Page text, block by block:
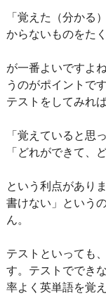
「覚えた（分かる
からないものをた
が一番よいですよ
うのがポイントです
テストをしてみれ
「覚えていると思
「どれができて、
という利点があり
書けない」という
ん。
テストといっても
す。テストででき
率よく英単語を覚